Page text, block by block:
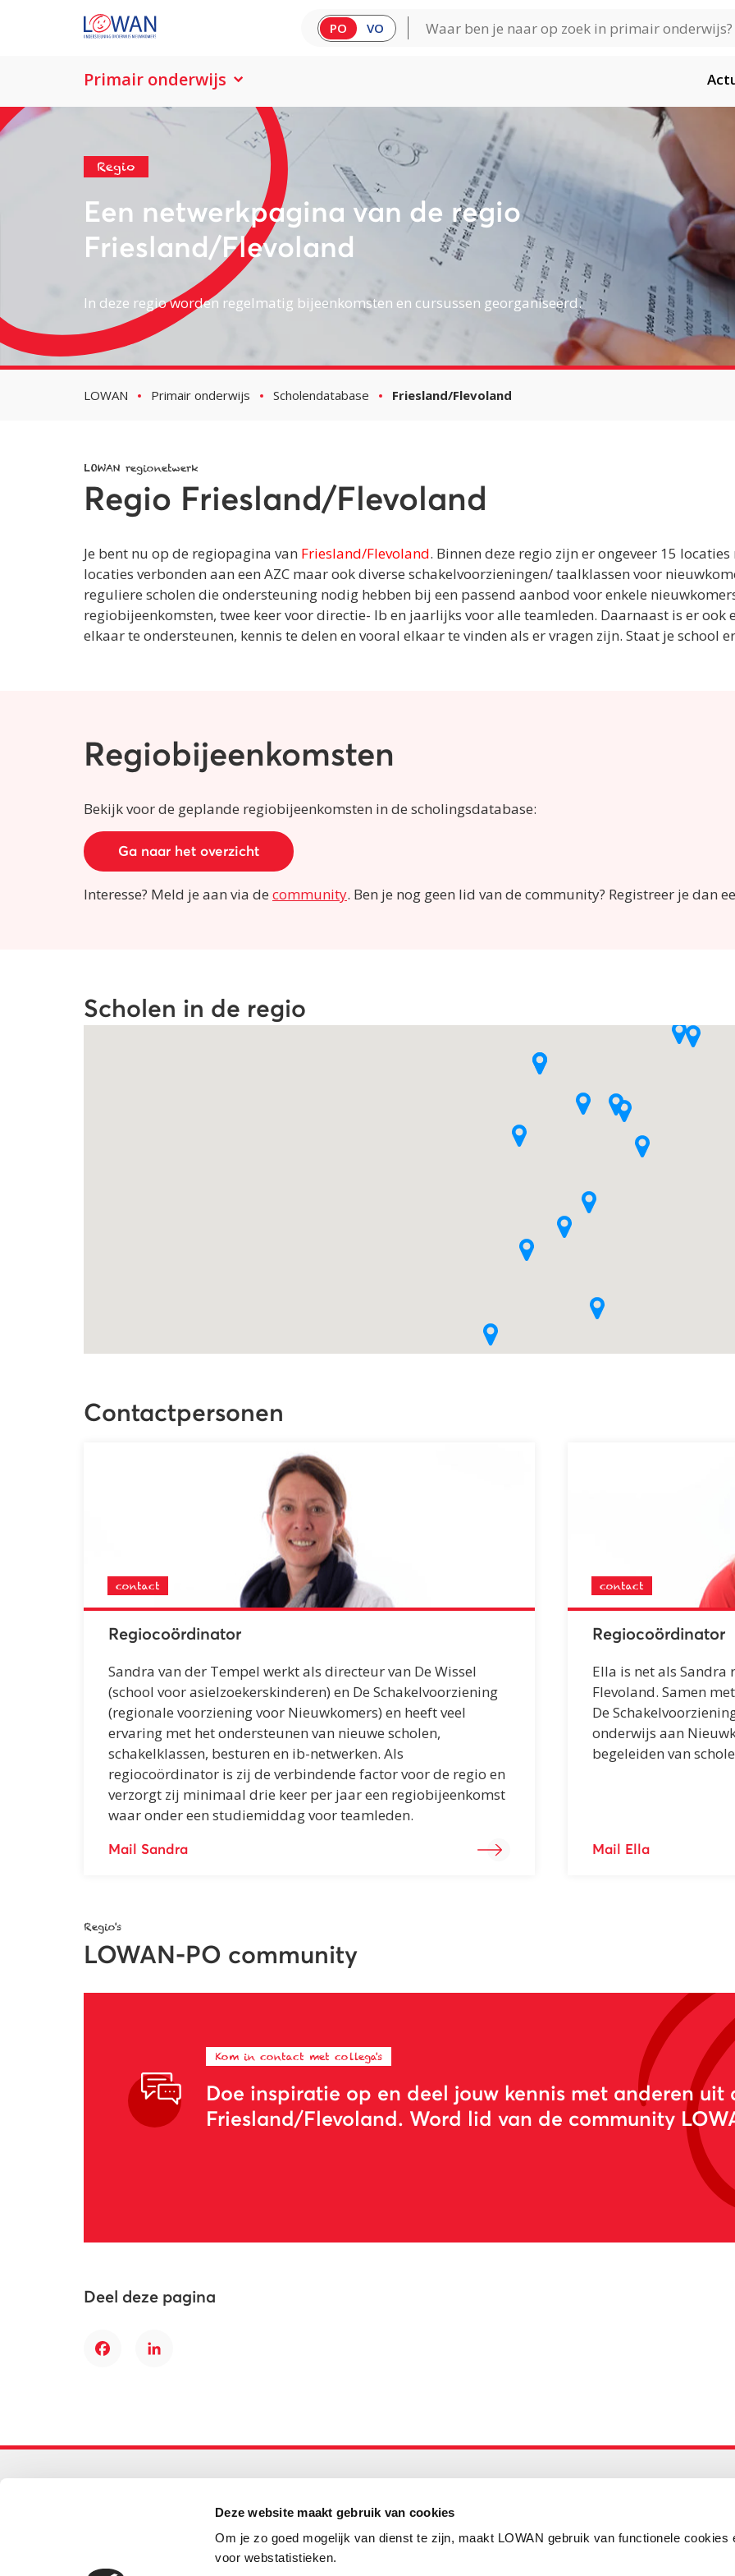
Deze website maakt gebruik van cookies
Om je zo goed mogelijk van dienst te zijn, maakt LOWAN gebruik van functionele cookies
voor webstatistieken.
PO VO
Primair onderwijs
Regio
Een netwerkpagina van de regio
Friesland/Flevoland
In deze regio worden regelmatig bijeenkomsten en cursussen georganiseerd.
LOWAN Primair onderwijs Scholendatabase Friesland/Flevoland
LOWAN regionetwerk
Regio Friesland/Flevoland
Je bent nu op de regiopagina van Friesland/Flevoland. Binnen deze regio zijn er ongeveer 15
locaties verbonden aan een AZC maar ook diverse schakelvoorzieningen/ taalklassen voor
reguliere scholen die ondersteuning nodig hebben bij een passend aanbod voor enkele
regiobijeenkomsten, twee keer voor directie- Ib en jaarlijks voor alle teamleden. Daarnaast is er ook
elkaar te ondersteunen, kennis te delen en vooral elkaar te vinden als er vragen zijn. Staat je school
Regiobijeenkomsten
Bekijk voor de geplande regiobijeenkomsten in de scholingsdatabase:
Ga naar het overzicht
Interesse? Meld je aan via de community. Ben je nog geen lid van de community? Registreer je dan
Scholen in de regio
Contactpersonen
contact
Regiocoördinator
Sandra van der Tempel werkt als directeur van De Wissel
(school voor asielzoekerskinderen) en De Schakelvoorziening
(regionale voorziening voor Nieuwkomers) en heeft veel
ervaring met het ondersteunen van nieuwe scholen,
schakelklassen, besturen en ib-netwerken. Als
regiocoördinator is zij de verbindende factor voor de regio en
verzorgt zij minimaal drie keer per jaar een regiobijeenkomst
waar onder een studiemiddag voor teamleden.
Mail Sandra
contact
Regiocoördinator
Ella is net als
Flevoland. Samen
De
onderwijs aan
begeleiden van
Mail Ella
Regio's
LOWAN-PO community
Kom in contact met collega's
Doe inspiratie op en deel jouw kennis met anderen uit
Friesland/Flevoland. Word lid van de community
Deel deze pagina
FacebookLinkedIn
helpdesk@lowanpo.nl